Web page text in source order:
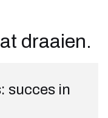
draaien.
succes in